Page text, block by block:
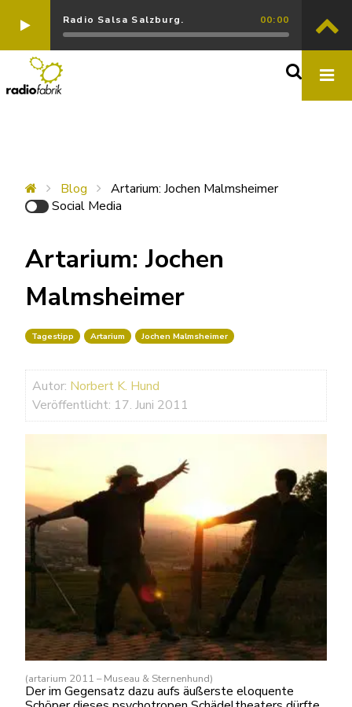
Radio Salsa Salzburg. 00:00
Blog
Artarium: Jochen Malmsheimer
Social Media
Artarium: Jochen
Malmsheimer
Tagestipp Artarium Jochen Malmsheimer
Autor: Norbert K. Hund
Veröffentlicht: 17. Juni 2011
(artarium 2011 – Museau & Sternenhund)
Der im Gegensatz dazu aufs äußerste eloquente